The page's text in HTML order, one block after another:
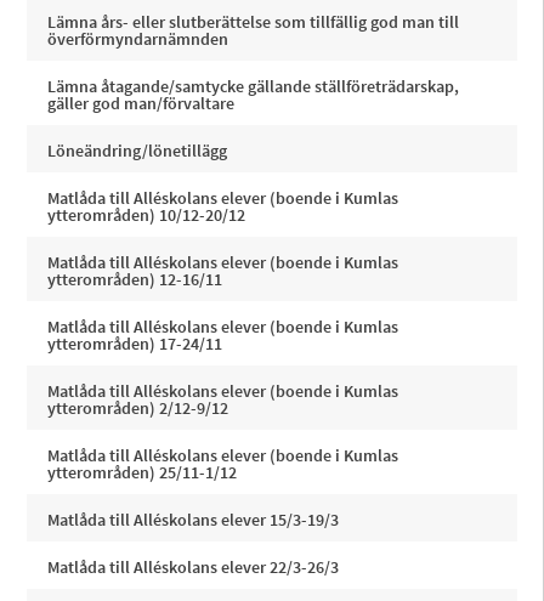
Lämna års- eller slutberättelse som tillfällig god man till
överförmyndarnämnden
Lämna åtagande/samtycke gällande ställföreträdarskap,
gäller god man/förvaltare
Löneändring/lönetillägg
Matlåda till Alléskolans elever (boende i Kumlas
ytterområden) 10/12-20/12
Matlåda till Alléskolans elever (boende i Kumlas
ytterområden) 12-16/11
Matlåda till Alléskolans elever (boende i Kumlas
ytterområden) 17-24/11
Matlåda till Alléskolans elever (boende i Kumlas
ytterområden) 2/12-9/12
Matlåda till Alléskolans elever (boende i Kumlas
ytterområden) 25/11-1/12
Matlåda till Alléskolans elever 15/3-19/3
Matlåda till Alléskolans elever 22/3-26/3